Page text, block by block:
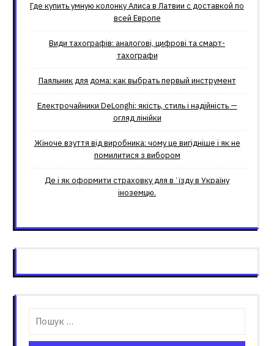
Где купить умную колонку Алиса в Латвии с доставкой по
всей Европе
Види тахографів: аналогові, цифрові та смарт-
тахографи
Паяльник для дома: как выбрать первый инструмент
Електрочайники DeLonghi: якість, стиль і надійність —
огляд лінійки
Жіноче взуття від виробника: чому це вигідніше і як не
помилитися з вибором
Де і як оформити страховку для вʼїзду в Україну
іноземцю.